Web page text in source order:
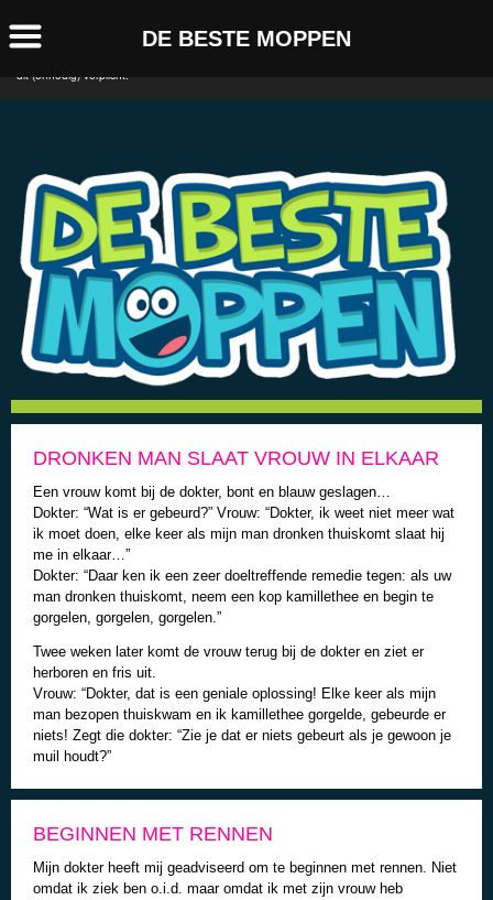
Deze website maakt gebruik van Cookies. Deze cookies
worden gebruikt om de website te analyseren en te
dit (onnodig) verplicht.
DRONKEN MAN SLAAT VROUW IN ELKAAR
Een vrouw komt bij de dokter, bont en blauw geslagen…
Dokter: “Wat is er gebeurd?” Vrouw: “Dokter, ik weet niet meer wat
ik moet doen, elke keer als mijn man dronken thuiskomt slaat hij
me in elkaar…”
Dokter: “Daar ken ik een zeer doeltreffende remedie tegen: als uw
man dronken thuiskomt, neem een kop kamillethee en begin te
gorgelen, gorgelen, gorgelen.”
Twee weken later komt de vrouw terug bij de dokter en ziet er
herboren en fris uit.
Vrouw: “Dokter, dat is een geniale oplossing! Elke keer als mijn
man bezopen thuiskwam en ik kamillethee gorgelde, gebeurde er
niets! Zegt die dokter: “Zie je dat er niets gebeurt als je gewoon je
muil houdt?”
BEGINNEN MET RENNEN
Mijn dokter heeft mij geadviseerd om te beginnen met rennen. Niet
omdat ik ziek ben o.i.d. maar omdat ik met zijn vrouw heb
DE BESTE MOPPEN